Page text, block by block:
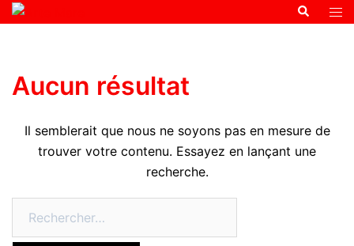
Aucun résultat
Il semblerait que nous ne soyons pas en mesure de
trouver votre contenu. Essayez en lançant une
recherche.